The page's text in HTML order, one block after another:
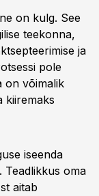
on kulg. See
teekonna,
ja
pole
on võimalik
kiiremaks
iseenda
Teadlikkus oma
aitab